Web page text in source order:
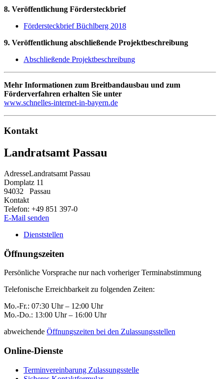
8. Veröffentlichung Fördersteckbrief
Fördersteckbrief Büchlberg 2018
9. Veröffentlichung abschließende Projektbeschreibung
Abschließende Projektbeschreibung
Mehr Informationen zum Breitbandausbau und zum
Förderverfahren erhalten Sie unter
www.schnelles-internet-in-bayern.de
Kontakt
Landratsamt Passau
AdresseLandratsamt Passau
Domplatz 11
94032
Passau
Kontakt
Telefon: +49 851 397-0
E-Mail senden
Dienststellen
Öffnungszeiten
Persönliche Vorsprache nur nach vorheriger Terminabstimmung
Telefonische Erreichbarkeit zu folgenden Zeiten:
Mo.-Fr.: 07:30 Uhr – 12:00 Uhr
Mo.-Do.: 13:00 Uhr – 16:00 Uhr
abweichende Öffnungszeiten bei den Zulassungsstellen
Online-Dienste
Terminvereinbarung Zulassungsstelle